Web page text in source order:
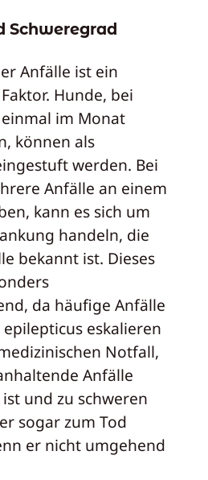
Schweregrad
Anfälle ist ein
Hunde, bei
im Monat
können als
werden. Bei
Anfälle an einem
kann es sich um
handeln, die
bekannt ist. Dieses
da häufige Anfälle
eskalieren
Notfall,
Anfälle
und zu schweren
sogar zum Tod
er nicht umgehend